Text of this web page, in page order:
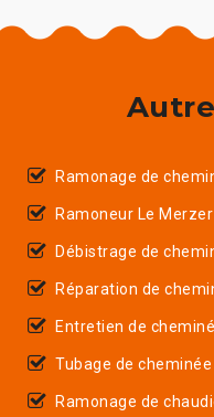
Ramonage de
Ramoneur Le Merzer
Débistrage de
Réparation de
Entretien de
Tubage de
Ramonage de